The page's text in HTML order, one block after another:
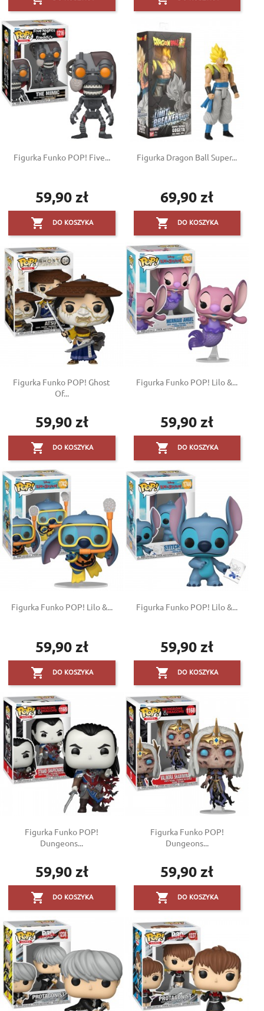
Figurka Funko POP! Five...
Cena
59,90 zł
 DO KOSZYKA
Figurka Dragon Ball Super...
Cena
69,90 zł
 DO KOSZYKA
Figurka Funko POP! Ghost
Of...
Cena
59,90 zł
 DO KOSZYKA
Figurka Funko POP! Lilo &...
Cena
59,90 zł
 DO KOSZYKA
Figurka Funko POP! Lilo &...
Cena
59,90 zł
 DO KOSZYKA
Figurka Funko POP! Lilo &...
Cena
59,90 zł
 DO KOSZYKA
Figurka Funko POP!
Dungeons...
Cena
59,90 zł
 DO KOSZYKA
Figurka Funko POP!
Dungeons...
Cena
59,90 zł
 DO KOSZYKA